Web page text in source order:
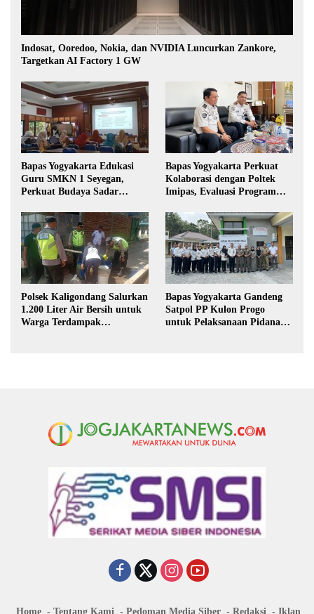
Indosat, Ooredoo, Nokia, dan NVIDIA Luncurkan Zankore,
Targetkan AI Factory 1 GW
Bapas Yogyakarta Edukasi
Guru SMKN 1 Seyegan,
Perkuat Budaya Sadar
Bapas Yogyakarta Perkuat
Kolaborasi dengan Poltek
Imipas, Evaluasi Program
Polsek Kaligondang Salurkan
1.200 Liter Air Bersih untuk
Warga Terdampak
Bapas Yogyakarta Gandeng
Satpol PP Kulon Progo
untuk Pelaksanaan Pidana
Home Tentang Kami Pedoman Media Siber Redaksi Iklan